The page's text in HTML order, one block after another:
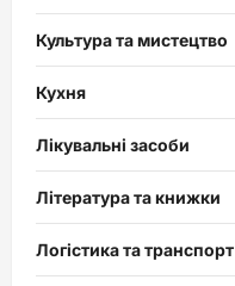
Культура та мистецтво
Кухня
Лікувальні засоби
Література та книжки
Логістика та транспорт